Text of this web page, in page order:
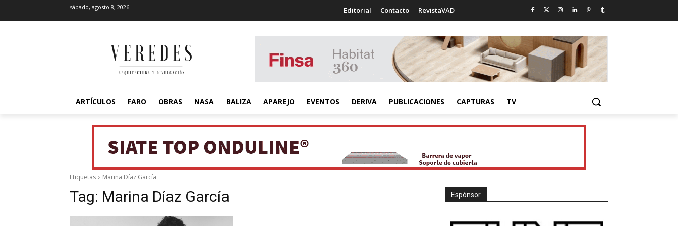
sábado, agosto 8, 2026 Editorial Contacto RevistaVAD
ARTÍCULOS FARO OBRAS NASA BALIZA APAREJO EVENTOS DERIVA PUBLICACIONES CAPTURAS TV
Etiquetas Marina Díaz García
Tag: Marina Díaz García Espónsor